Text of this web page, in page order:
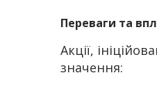
Переваги та
Акції,
значення: